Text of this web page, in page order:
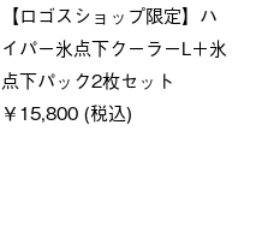
【ロゴスショップ限定】ハ
イパー氷点下クーラーL＋氷
点下パック2枚セット
￥15,800 (税込)